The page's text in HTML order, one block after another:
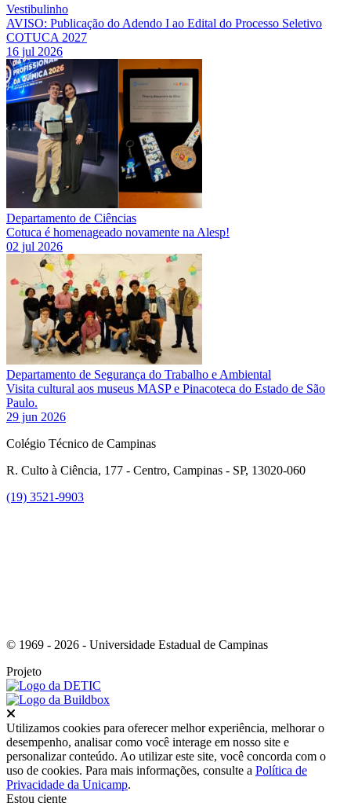
Vestibulinho
AVISO: Publicação do Adendo I ao Edital do Processo Seletivo
COTUCA 2027
16 jul 2026
Departamento de Ciências
Cotuca é homenageado novamente na Alesp!
02 jul 2026
Departamento de Segurança do Trabalho e Ambiental
Visita cultural aos museus MASP e Pinacoteca do Estado de São
Paulo.
29 jun 2026
Colégio Técnico de Campinas
R. Culto à Ciência, 177 - Centro, Campinas - SP, 13020-060
(19) 3521-9903
© 1969 - 2026 - Universidade Estadual de Campinas
Projeto
Utilizamos cookies para oferecer melhor experiência, melhorar o
desempenho, analisar como você interage em nosso site e
personalizar conteúdo. Ao utilizar este site, você concorda com o
uso de cookies. Para mais informações, consulte a Política de
Privacidade da Unicamp.
Estou ciente